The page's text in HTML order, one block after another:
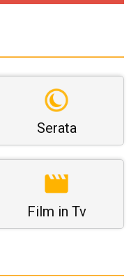
Serata
Film in Tv